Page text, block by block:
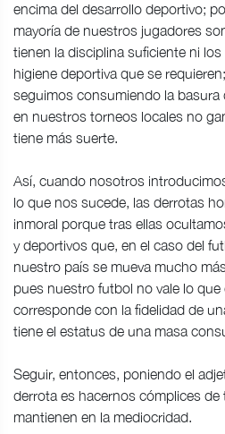
encima del desarrollo deportivo;
mayoría de nuestros jugadores
tienen la disciplina suficiente ni
higiene deportiva que se
seguimos consumiendo la
en nuestros torneos locales no
tiene más suerte.
Así, cuando nosotros
lo que nos sucede, las derrotas
inmoral porque tras ellas
y deportivos que, en el caso del
nuestro país se mueva mucho
pues nuestro futbol no vale lo
corresponde con la fidelidad de
tiene el estatus de una masa
Seguir, entonces, poniendo el
derrota es hacernos cómplices
mantienen en la mediocridad.